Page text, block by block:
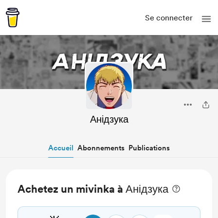
Se connecter
Анідзука
Accueil Abonnements Publications
Achetez un mivinka à Анідзука